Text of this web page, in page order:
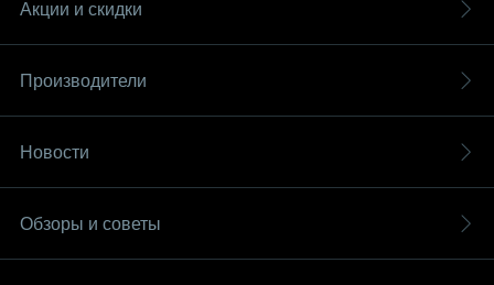
Акции и скидки
Производители
Новости
Обзоры и советы